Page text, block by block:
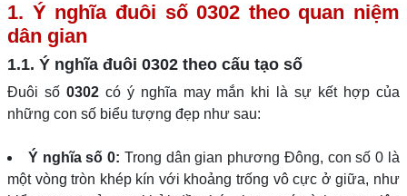
1. Ý nghĩa đuôi số0302 theo quan niệm
dân gian
1.1. Ý nghĩa đuôi 0302 theo cấu tạo số
Đuôi số 0302có ý nghĩa may mắn khi là sự kết hợp của
những con số biểu tượng đẹp như sau:
Ý nghĩa số 0: Trong dân gian phương Đông, con số 0 là
một vòng tròn khép kín với khoảng trống vô cực ở giữa, như